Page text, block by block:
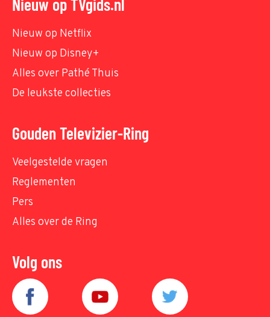
Nieuw op TVgids.nl
Nieuw op Netflix
Nieuw op Disney+
Alles over Pathé Thuis
De leukste collecties
Gouden Televizier-Ring
Veelgestelde vragen
Reglementen
Pers
Alles over de Ring
Volg ons